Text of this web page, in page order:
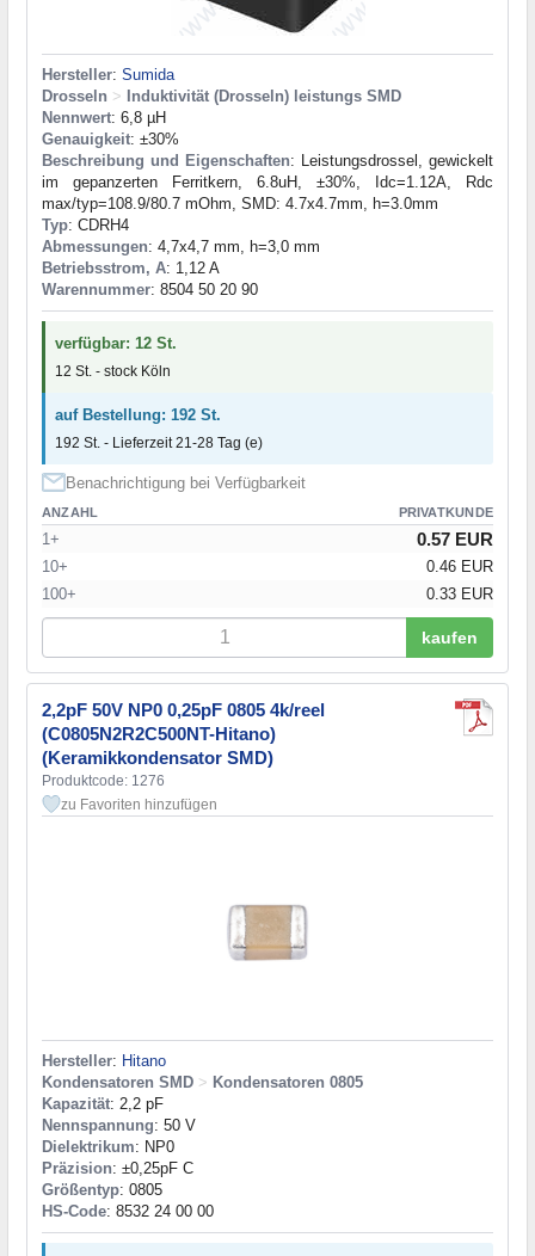
Hersteller: Sumida
Drosseln >
Induktivität (Drosseln) leistungs SMD
Nennwert: 6,8 µH
Genauigkeit: ±30%
Beschreibung und Eigenschaften: Leistungsdrossel, gewickelt
im gepanzerten Ferritkern, 6.8uH, ±30%, Idc=1.12A, Rdc
max/typ=108.9/80.7 mOhm, SMD: 4.7x4.7mm, h=3.0mm
Typ: CDRH4
Abmessungen: 4,7x4,7 mm, h=3,0 mm
Betriebsstrom, A: 1,12 A
Warennummer: 8504 50 20 90
verfügbar: 12 St.
12 St. - stock Köln
auf Bestellung: 192 St.
192 St. - Lieferzeit 21-28 Tag (e)
Benachrichtigung bei Verfügbarkeit
ANZAHL PRIVATKUNDE
1+ 0.57 EUR
10+
0.46 EUR
100+
0.33 EUR
kaufen
2,2pF 50V NP0 0,25pF 0805 4k/reel
(C0805N2R2C500NT-Hitano)
(Keramikkondensator SMD)
Produktcode: 1276
zu Favoriten hinzufügen
Hersteller: Hitano
Kondensatoren SMD > Kondensatoren 0805
Kapazität: 2,2 pF
Nennspannung: 50 V
Dielektrikum: NP0
Präzision: ±0,25pF C
Größentyp: 0805
HS-Code: 8532 24 00 00